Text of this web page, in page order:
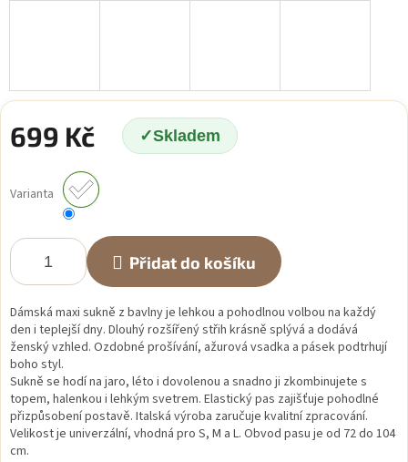
699 Kč Skladem
cena:
Varianta
Přidat do košíku
Dámská maxi sukně z bavlny je lehkou a pohodlnou volbou na každý
den i teplejší dny. Dlouhý rozšířený střih krásně splývá a dodává
ženský vzhled. Ozdobné prošívání, ažurová vsadka a pásek podtrhují
boho styl.
Sukně se hodí na jaro, léto i dovolenou a snadno ji zkombinujete s
topem, halenkou i lehkým svetrem. Elastický pas zajišťuje pohodlné
přizpůsobení postavě. Italská výroba zaručuje kvalitní zpracování.
Velikost je univerzální, vhodná pro S, M a L. Obvod pasu je od 72 do 104
cm.